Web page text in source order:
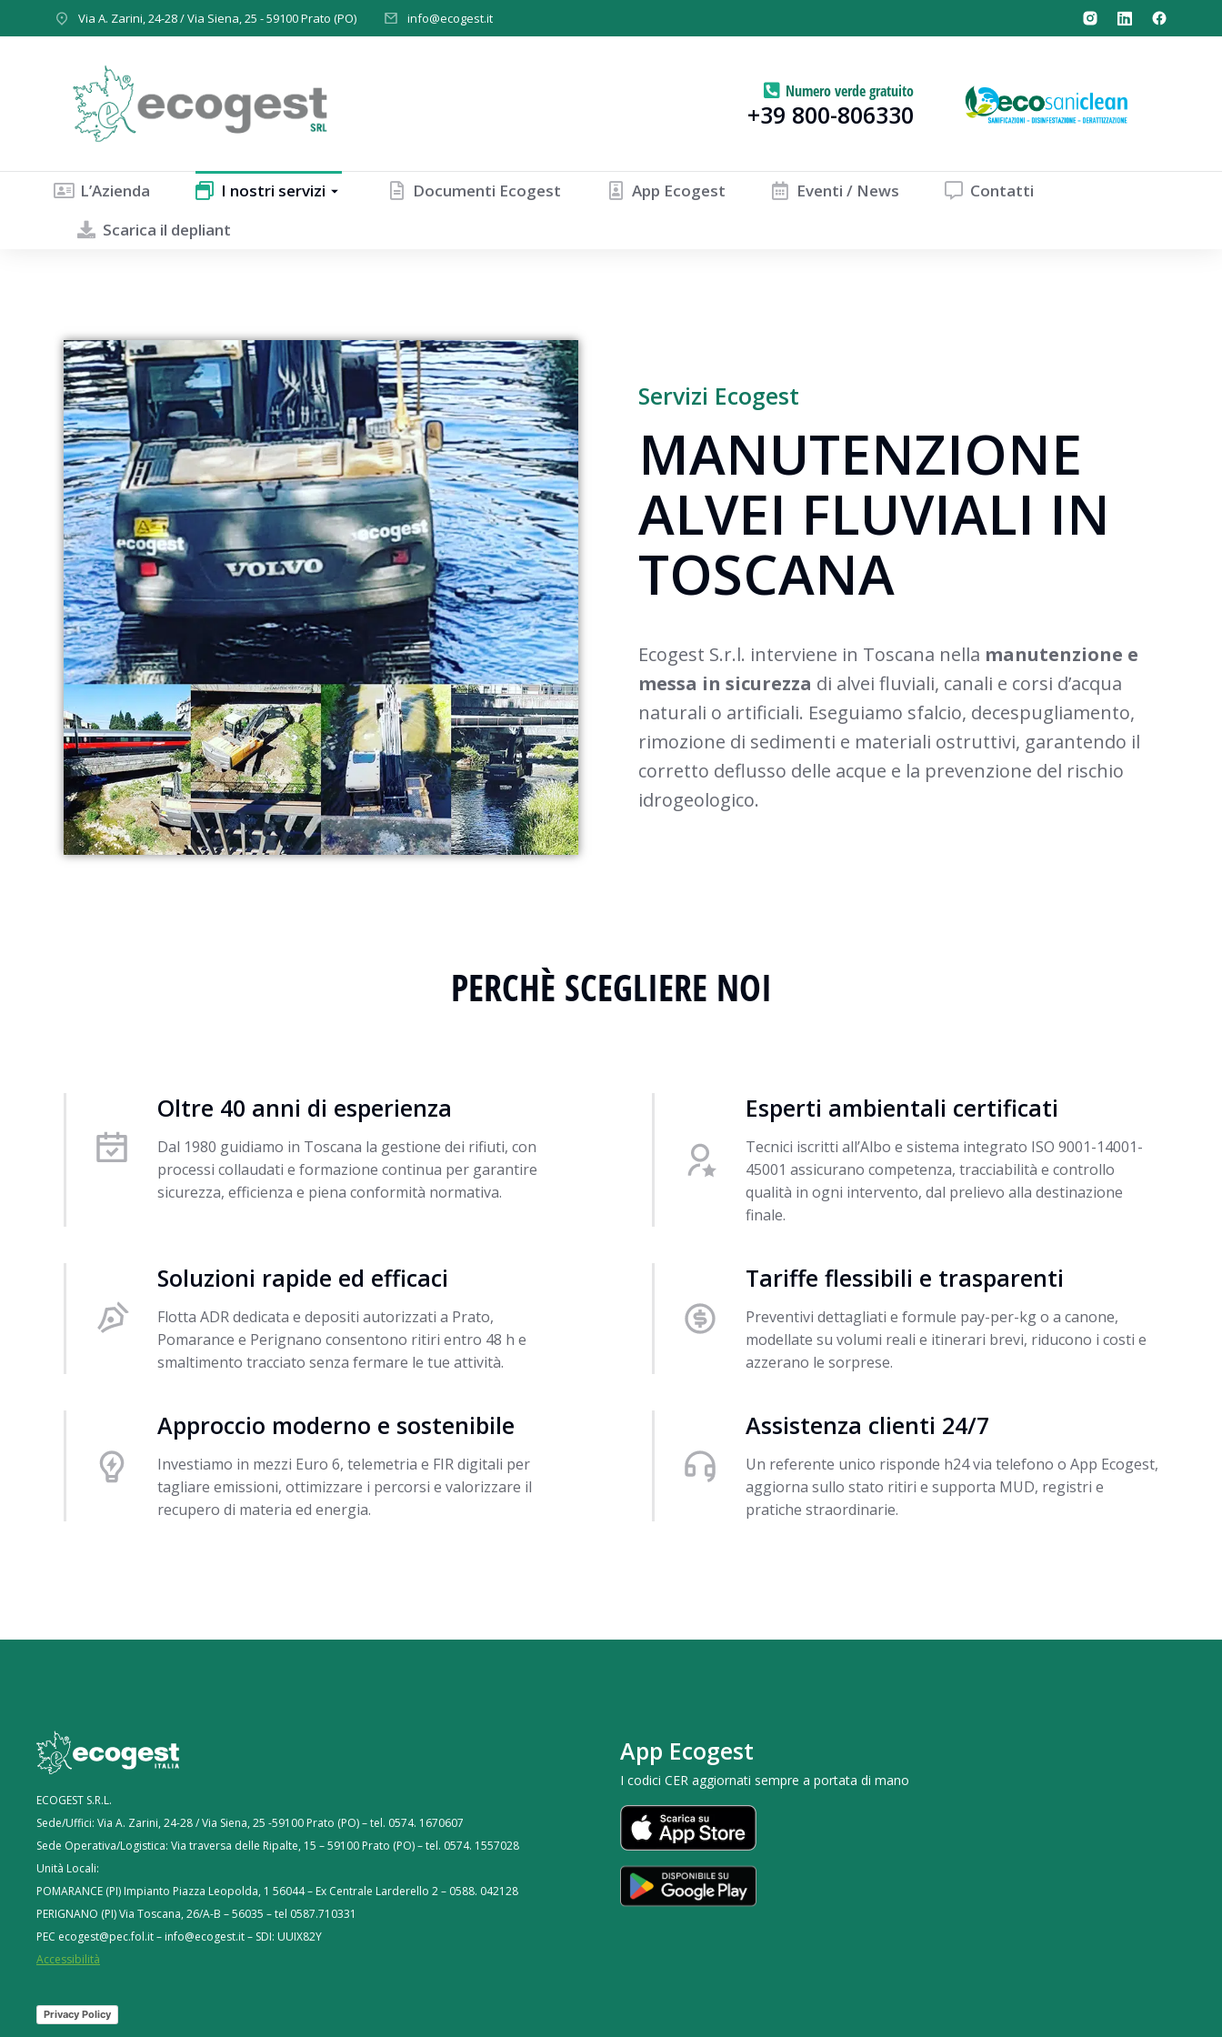
contenuto Via A. Zarini, 24-28 / Via Siena, 25 - 59100 Prato (PO) info@ecogest.it
Numero verde gratuito
+39 800-806330
L’Azienda I nostri servizi Documenti Ecogest App Ecogest Eventi / News
Contatti
Scarica il depliant
Servizi Ecogest
MANUTENZIONE
ALVEI FLUVIALI IN
TOSCANA
Ecogest S.r.l. interviene in Toscana nella manutenzione e
messa in sicurezza di alvei fluviali, canali e corsi d’acqua
naturali o artificiali. Eseguiamo sfalcio, decespugliamento,
rimozione di sedimenti e materiali ostruttivi, garantendo il
corretto deflusso delle acque e la prevenzione del rischio
idrogeologico.
PERCHÈ SCEGLIERE NOI
Oltre 40 anni di esperienza
Dal 1980 guidiamo in Toscana la gestione dei rifiuti, con
processi collaudati e formazione continua per garantire
sicurezza, efficienza e piena conformità normativa.
Esperti ambientali certificati
Tecnici iscritti all’Albo e sistema integrato ISO 9001-14001-
45001 assicurano competenza, tracciabilità e controllo
qualità in ogni intervento, dal prelievo alla destinazione
finale.
Soluzioni rapide ed efficaci
Flotta ADR dedicata e depositi autorizzati a Prato,
Pomarance e Perignano consentono ritiri entro 48 h e
smaltimento tracciato senza fermare le tue attività.
Tariffe flessibili e trasparenti
Preventivi dettagliati e formule pay-per-kg o a canone,
modellate su volumi reali e itinerari brevi, riducono i costi e
azzerano le sorprese.
Approccio moderno e sostenibile
Investiamo in mezzi Euro 6, telemetria e FIR digitali per
tagliare emissioni, ottimizzare i percorsi e valorizzare il
recupero di materia ed energia.
Assistenza clienti 24/7
Un referente unico risponde h24 via telefono o App Ecogest,
aggiorna sullo stato ritiri e supporta MUD, registri e
pratiche straordinarie.
ECOGEST S.R.L.
Sede/Uffici: Via A. Zarini, 24-28 / Via Siena, 25 -59100 Prato (PO) – tel. 0574. 1670607
Sede Operativa/Logistica: Via traversa delle Ripalte, 15 – 59100 Prato (PO) – tel. 0574. 1557028
Unità Locali:
POMARANCE (PI) Impianto Piazza Leopolda, 1 56044 – Ex Centrale Larderello 2 – 0588. 042128
PERIGNANO (PI) Via Toscana, 26/A-B – 56035 – tel 0587.710331
PEC ecogest@pec.fol.it – info@ecogest.it – SDI: UUIX82Y
Accessibilità
Privacy Policy
App Ecogest
I codici CER aggiornati sempre a portata di mano